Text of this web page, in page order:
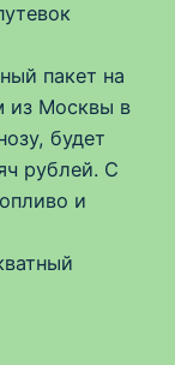
пакет на
из Москвы в
будет
рублей. С
и